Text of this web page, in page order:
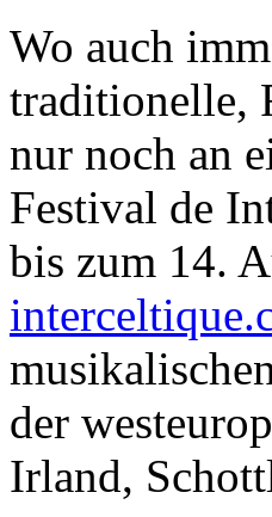
Wo auch
traditionelle,
nur noch an
Festival de
bis zum 14.
der
Irland,